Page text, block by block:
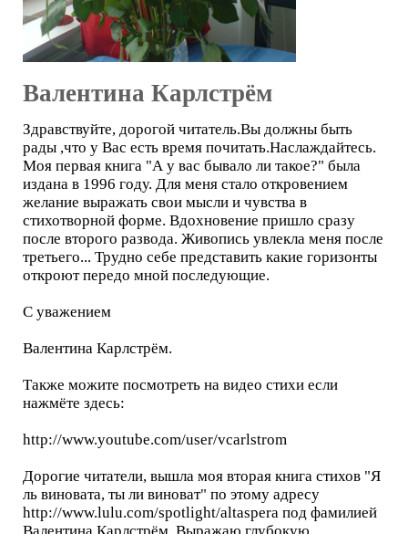
Валентина Карлстрём
Здравствуйте, дорогой читатель.Вы должны быть
рады ,что у Вас есть время почитать.Наслаждайтесь.
Моя первая книга "А у вас бывало ли такое?" была
издана в 1996 году. Для меня стало откровением
желание выражать свои мысли и чувства в
стихотворной форме. Вдохновение пришло сразу
после второго развода. Живопись увлекла меня после
третьего... Трудно себе представить какие горизонты
откроют передо мной последующие.
С уважением
Валентина Карлстрём.
Также можите посмотреть на видео стихи если
нажмёте здесь:
http://www.youtube.com/user/vcarlstrom
Дорогие читатели, вышла моя вторая книга стихов "Я
ль виновата, ты ли виноват" по этому адресу
http://www.lulu.com/spotlight/altaspera под фамилией